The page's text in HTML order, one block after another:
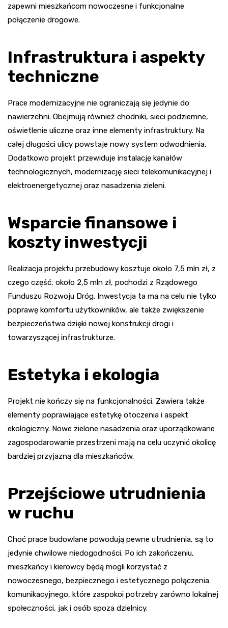
zapewni mieszkańcom nowoczesne i funkcjonalne
połączenie drogowe.
Infrastruktura i aspekty
techniczne
Prace modernizacyjne nie ograniczają się jedynie do
nawierzchni. Obejmują również chodniki, sieci podziemne,
oświetlenie uliczne oraz inne elementy infrastruktury. Na
całej długości ulicy powstaje nowy system odwodnienia.
Dodatkowo projekt przewiduje instalację kanałów
technologicznych, modernizację sieci telekomunikacyjnej i
elektroenergetycznej oraz nasadzenia zieleni.
Wsparcie finansowe i
koszty inwestycji
Realizacja projektu przebudowy kosztuje około 7,5 mln zł, z
czego część, około 2,5 mln zł, pochodzi z Rządowego
Funduszu Rozwoju Dróg. Inwestycja ta ma na celu nie tylko
poprawę komfortu użytkowników, ale także zwiększenie
bezpieczeństwa dzięki nowej konstrukcji drogi i
towarzyszącej infrastrukturze.
Estetyka i ekologia
Projekt nie kończy się na funkcjonalności. Zawiera także
elementy poprawiające estetykę otoczenia i aspekt
ekologiczny. Nowe zielone nasadzenia oraz uporządkowane
zagospodarowanie przestrzeni mają na celu uczynić okolicę
bardziej przyjazną dla mieszkańców.
Przejściowe utrudnienia
w ruchu
Choć prace budowlane powodują pewne utrudnienia, są to
jedynie chwilowe niedogodności. Po ich zakończeniu,
mieszkańcy i kierowcy będą mogli korzystać z
nowoczesnego, bezpiecznego i estetycznego połączenia
komunikacyjnego, które zaspokoi potrzeby zarówno lokalnej
społeczności, jak i osób spoza dzielnicy.